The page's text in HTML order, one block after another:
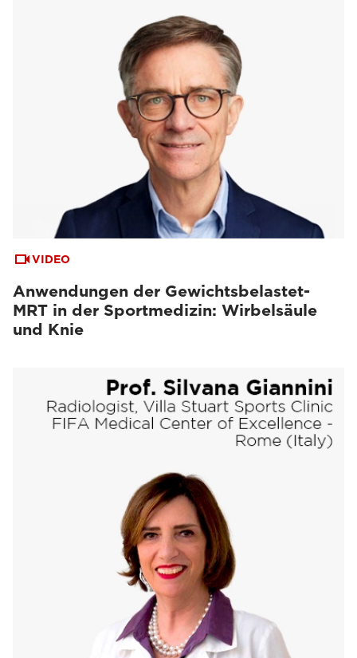
VIDEO
Anwendungen der Gewichtsbelastet-
MRT in der Sportmedizin: Wirbelsäule
und Knie